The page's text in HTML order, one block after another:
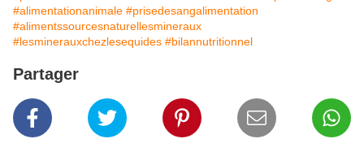
#alimentationanimale #prisedesangalimentation
#alimentssourcesnaturellesmineraux
#lesminerauxchezlesequides #bilannutritionnel
Partager